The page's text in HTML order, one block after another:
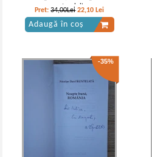
autorului)
Pret:34,00Lei 22,10 Lei
Adaugă în coș
-35%